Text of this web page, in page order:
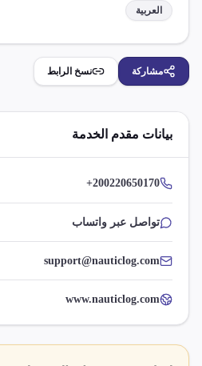
العربية
مشاركة نسخ الرابط
بيانات مقدم الخدمة
+200220650170
تواصل عبر واتساب
support@nauticlog.com
www.nauticlog.com